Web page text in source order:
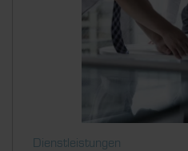
Dienstleistungen